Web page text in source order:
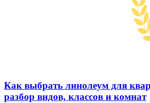
Как выбрать линолеум для
разбор видов, классов и комнат